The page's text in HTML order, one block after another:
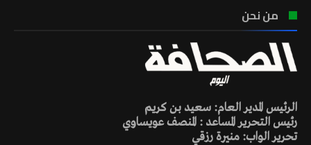
من نحن
الرئيس المدير العام: سعيد بن كريم
رئيس التحرير المساعد : المنصف عويساوي
تحرير الواب: منيرة رزقي